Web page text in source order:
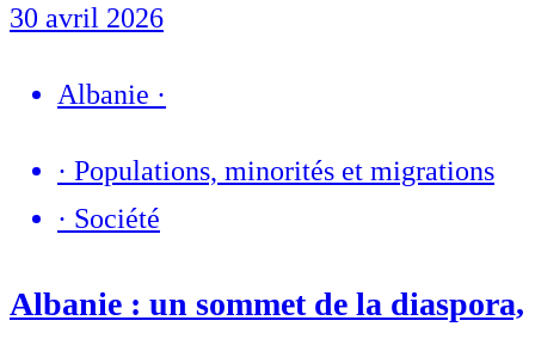
30 avril 2026
Albanie ·
· Populations, minorités et migrations
· Société
Albanie : un sommet de la diaspora,